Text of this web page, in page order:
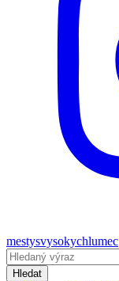
mestysvysokychlumec
Hledat